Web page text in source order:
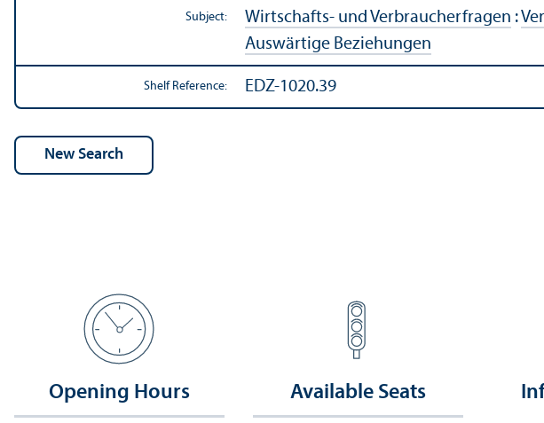
Subject: Wirtschafts- und Verbraucherfragen :
Auswärtige Beziehungen
Shelf Reference: EDZ-1020.39
Opening Hours Available Seats